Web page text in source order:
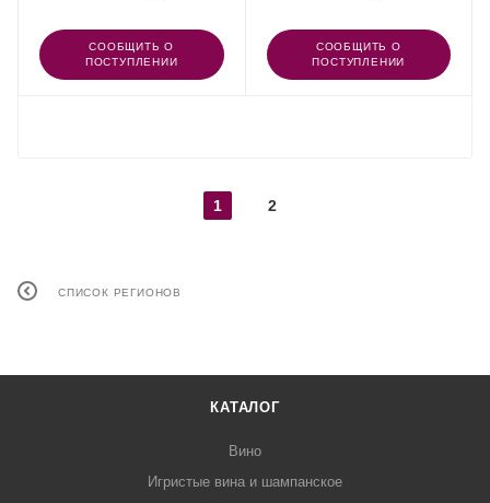
СООБЩИТЬ О
ПОСТУПЛЕНИИ
СООБЩИТЬ О
ПОСТУПЛЕНИИ
1 2
СПИСОК РЕГИОНОВ
КАТАЛОГ
Вино
Игристые вина и шампанское